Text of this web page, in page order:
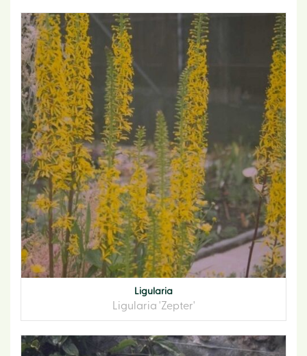
Ligularia
Ligularia 'Zepter'